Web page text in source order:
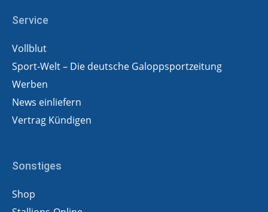
Service
Vollblut
Sport-Welt – Die deutsche Galoppsportzeitung
Werben
News einliefern
Vertrag Kündigen
Sonstiges
Shop